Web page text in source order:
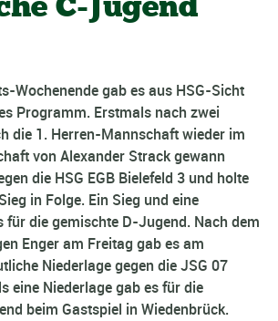
Wochenende gab es aus HSG-Sicht
Programm. Erstmals nach zwei
die 1. Herren-Mannschaft wieder im
von Alexander Strack gewann
die HSG EGB Bielefeld 3 und holte
in Folge. Ein Sieg und eine
für die gemischte D-Jugend. Nach dem
Enger am Freitag gab es am
Niederlage gegen die JSG 07
eine Niederlage gab es für die
beim Gastspiel in Wiedenbrück.